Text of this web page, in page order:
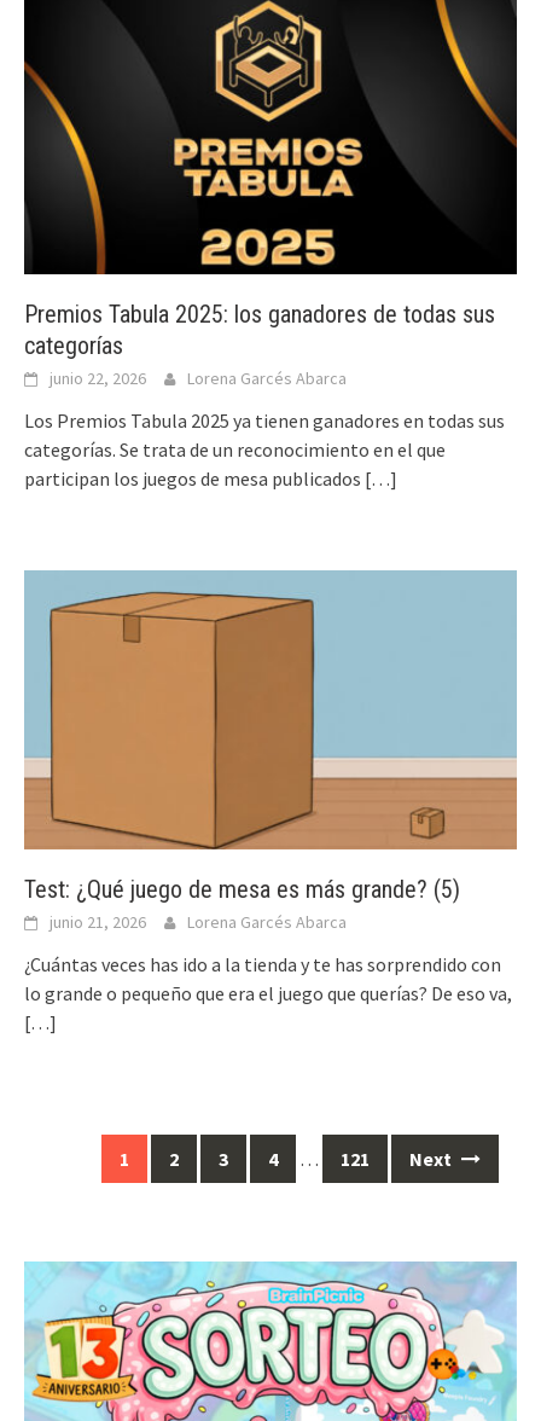
Premios Tabula 2025: los ganadores de todas sus
categorías
junio 22, 2026 Lorena Garcés Abarca
Los Premios Tabula 2025 ya tienen ganadores en todas sus
categorías. Se trata de un reconocimiento en el que
participan los juegos de mesa publicados […]
Test: ¿Qué juego de mesa es más grande? (5)
junio 21, 2026 Lorena Garcés Abarca
¿Cuántas veces has ido a la tienda y te has sorprendido con
lo grande o pequeño que era el juego que querías? De eso va,
[…]
navigation
1 2 3 4 … 121 Next